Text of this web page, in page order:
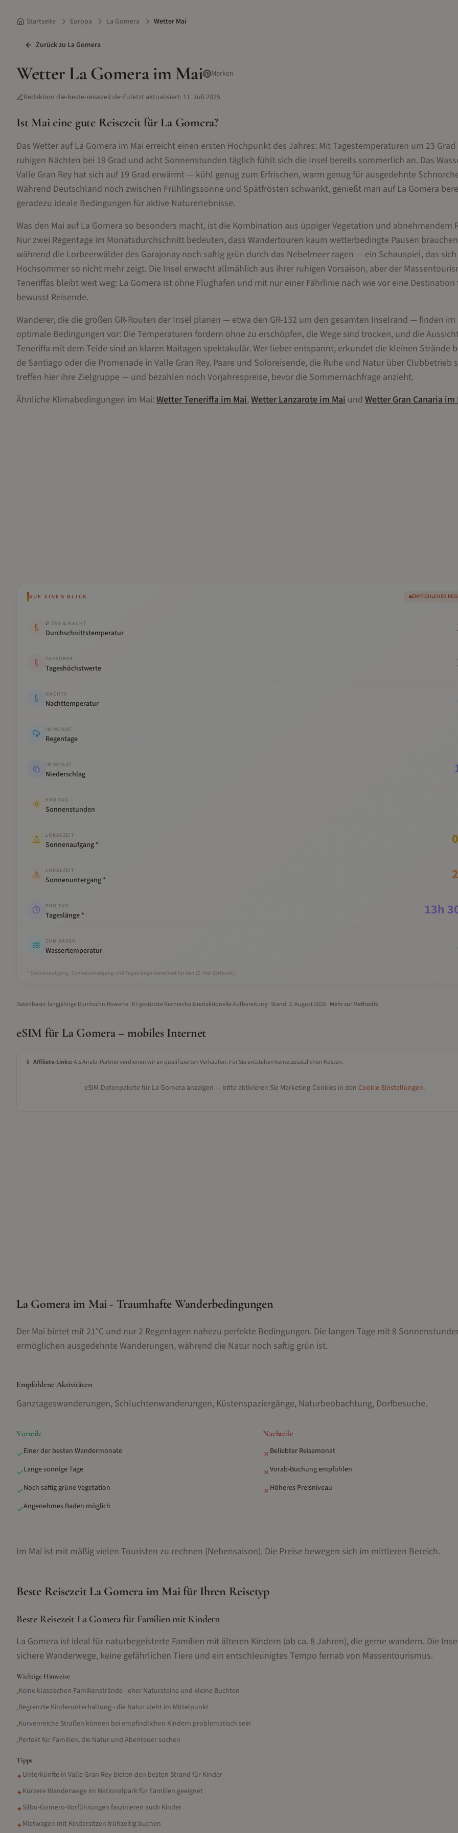
Startseite Europa La Gomera Wetter Mai
Zurück zu La Gomera
Wetter La Gomeraim Mai Merken
Redaktion die-beste-reisezeit.de·Zuletzt aktualisiert: 11. Juli 2025
Ist Maieine gute Reisezeit für La Gomera?
Das Wetter auf La Gomera im Mai erreicht einen ersten Hochpunkt des Jahres: Mit Tagestemperaturen um 23 Grad
ruhigen Nächten bei 19 Grad und acht Sonnenstunden täglich fühlt sich die Insel bereits sommerlich an. Das
Valle Gran Rey hat sich auf 19 Grad erwärmt — kühl genug zum Erfrischen, warm genug für ausgedehnte
Während Deutschland noch zwischen Frühlingssonne und Spätfrösten schwankt, genießt man auf La Gomera
geradezu ideale Bedingungen für aktive Naturerlebnisse.
Was den Mai auf La Gomera so besonders macht, ist die Kombination aus üppiger Vegetation und abnehmendem
Nur zwei Regentage im Monatsdurchschnitt bedeuten, dass Wandertouren kaum wetterbedingte Pausen
während die Lorbeerwälder des Garajonay noch saftig grün durch das Nebelmeer ragen — ein Schauspiel, das
Hochsommer so nicht mehr zeigt. Die Insel erwacht allmählich aus ihrer ruhigen Vorsaison, aber der
Teneriffas bleibt weit weg: La Gomera ist ohne Flughafen und mit nur einer Fährlinie nach wie vor eine Destination
bewusst Reisende.
Wanderer, die die großen GR-Routen der Insel planen — etwa den GR-132 um den gesamten Inselrand — finden im
optimale Bedingungen vor: Die Temperaturen fordern ohne zu erschöpfen, die Wege sind trocken, und die
Teneriffa mit dem Teide sind an klaren Maitagen spektakulär. Wer lieber entspannt, erkundet die kleinen Strände
de Santiago oder die Promenade in Valle Gran Rey. Paare und Soloreisende, die Ruhe und Natur über Clubbetrieb
treffen hier ihre Zielgruppe — und bezahlen noch Vorjahrespreise, bevor die Sommernachfrage anzieht.
Ähnliche Klimabedingungen im Mai: WetterTeneriffaimMai,WetterLanzaroteimMai und WetterGran Canariaim
AUF EINEN BLICK EMPFOHLENER
Ø TAG & NACHT
Durchschnittstemperatur
TAGSÜBER
Tageshöchstwerte
NACHTS
Nachttemperatur
IM MONAT
Regentage
IM MONAT
Niederschlag
PRO TAG
Sonnenstunden
LOKALZEIT
Sonnenaufgang *
LOKALZEIT
Sonnenuntergang *
PRO TAG
Tageslänge * 13h
ZUM BADEN
Wassertemperatur
* Sonnenaufgang, Sonnenuntergang und Tageslänge berechnet für den 15. Mai (Ortszeit).
Datenbasis: langjährige Durchschnittswerte · KI-gestützte Recherche & redaktionelle Aufbereitung· Stand: 3. August 2026· Mehr zur Methodik
eSIM für La Gomera– mobiles Internet
📱 Affiliate-Links:Als Airalo-Partner verdienen wir an qualifizierten Verkäufen. Für Sie entstehen keine zusätzlichen Kosten.
eSIM-Datenpakete für La Gomera anzeigen — bitte aktivieren Sie Marketing-Cookies in den Cookie-Einstellungen.
La Gomera im Mai - Traumhafte Wanderbedingungen
Der Mai bietet mit 21°C und nur 2 Regentagen nahezu perfekte Bedingungen. Die langen Tage mit 8
ermöglichen ausgedehnte Wanderungen, während die Natur noch saftig grün ist.
Empfohlene Aktivitäten
Ganztageswanderungen, Schluchtenwanderungen, Küstenspaziergänge, Naturbeobachtung, Dorfbesuche.
Vorteile
✓Einer der besten Wandermonate
✓Lange sonnige Tage
✓Noch saftig grüne Vegetation
✓Angenehmes Baden möglich
Nachteile
✗ Beliebter Reisemonat
✗Vorab-Buchung empfohlen
✗ Höheres Preisniveau
Im Mai ist mit mäßig vielen Touristen zu rechnen (Nebensaison). Die Preise bewegen sich im mittleren Bereich.
Beste Reisezeit La Gomera im Maifür Ihren Reisetyp
Beste Reisezeit La Gomera für Familien mit Kindern
La Gomera ist ideal für naturbegeisterte Familien mit älteren Kindern (ab ca. 8 Jahren), die gerne wandern. Die
sichere Wanderwege, keine gefährlichen Tiere und ein entschleunigtes Tempo fernab von Massentourismus.
Wichtige Hinweise
•Keine klassischen Familienstrände - eher Natursteine und kleine Buchten
•Begrenzte Kinderunterhaltung - die Natur steht im Mittelpunkt
•Kurvenreiche Straßen können bei empfindlichen Kindern problematisch sein
•Perfekt für Familien, die Natur und Abenteuer suchen
Tipps
✦Unterkünfte in Valle Gran Rey bieten den besten Strand für Kinder
✦Kürzere Wanderwege im Nationalpark für Familien geeignet
✦Silbo-Gomero-Vorführungen faszinieren auch Kinder
✦Mietwagen mit Kindersitzen frühzeitig buchen